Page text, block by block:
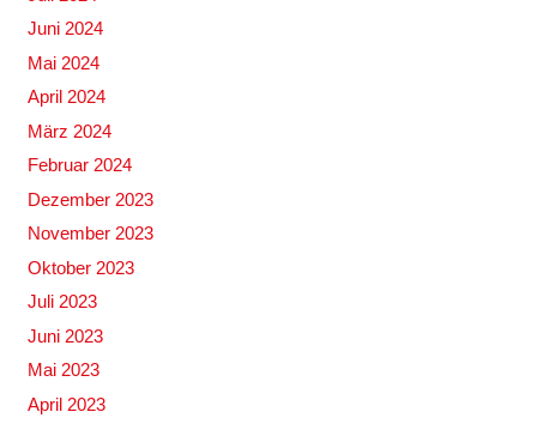
Juni 2024
Mai 2024
April 2024
März 2024
Februar 2024
Dezember 2023
November 2023
Oktober 2023
Juli 2023
Juni 2023
Mai 2023
April 2023